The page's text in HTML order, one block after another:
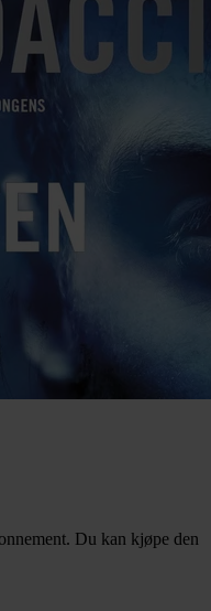
Du kan kjøpe den